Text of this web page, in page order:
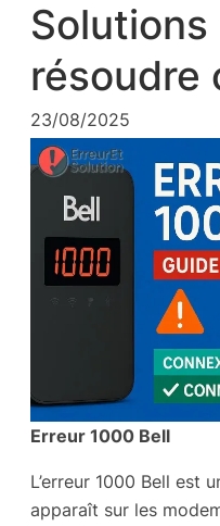
Solutions
résoudre
23/08/2025
Erreur 1000 Bell
L’erreur 1000 Bell est
apparaît sur les